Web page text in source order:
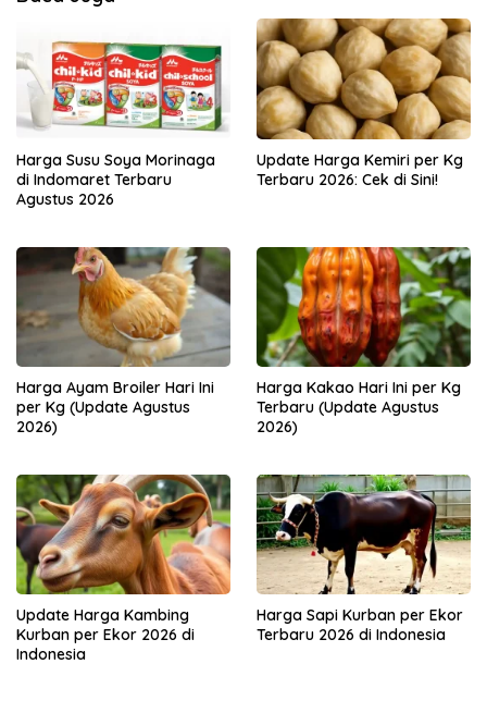
Harga Susu Soya Morinaga
di Indomaret Terbaru
Agustus 2026
Update Harga Kemiri per Kg
Terbaru 2026: Cek di Sini!
Harga Ayam Broiler Hari Ini
per Kg (Update Agustus
2026)
Harga Kakao Hari Ini per Kg
Terbaru (Update Agustus
2026)
Update Harga Kambing
Kurban per Ekor 2026 di
Indonesia
Harga Sapi Kurban per Ekor
Terbaru 2026 di Indonesia